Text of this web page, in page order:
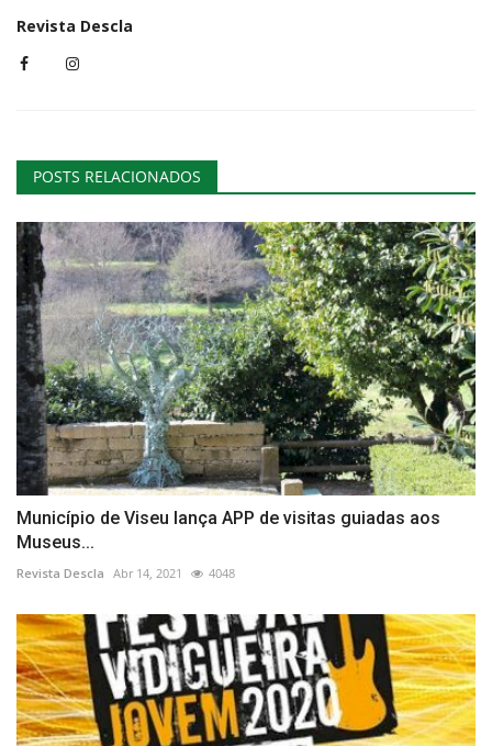
Revista Descla
POSTS RELACIONADOS
Município de Viseu lança APP de visitas guiadas aos
Museus...
Revista Descla Abr 14, 2021 4048